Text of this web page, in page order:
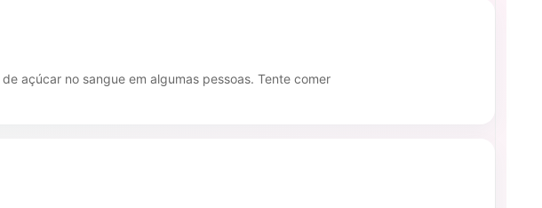
açúcar no sangue em algumas pessoas. Tente comer